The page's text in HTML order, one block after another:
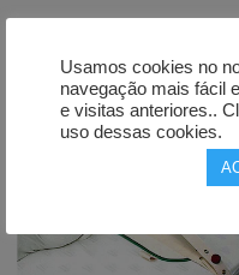
Usamos cookies no
navegação mais fácil
e visitas anteriores..
uso dessas cookies.